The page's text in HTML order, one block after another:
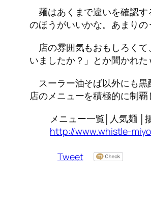
麺はあくまで違いを確認す
のほうがいいかな。あまりの
店の雰囲気もおもしろく
いましたか？」とか聞かれた
スーラー油そば以外にも黒
店のメニューを積極的に制覇
メニュー一覧│人気麺 │
http://www.whistle-
Tweet